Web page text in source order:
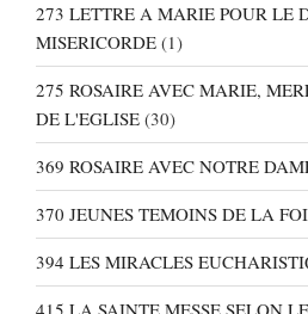
273 LETTRE A MARIE POUR LE
MISERICORDE (1)
275 ROSAIRE AVEC MARIE,
DE L'EGLISE (30)
369 ROSAIRE AVEC NOTRE
370 JEUNES TEMOINS DE LA FOI
394 LES MIRACLES